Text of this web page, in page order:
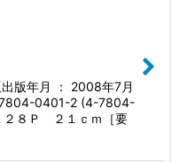
版年月 ： 2008年7月
0401-2 (4-7804-
２８Ｐ ２１ｃｍ［要